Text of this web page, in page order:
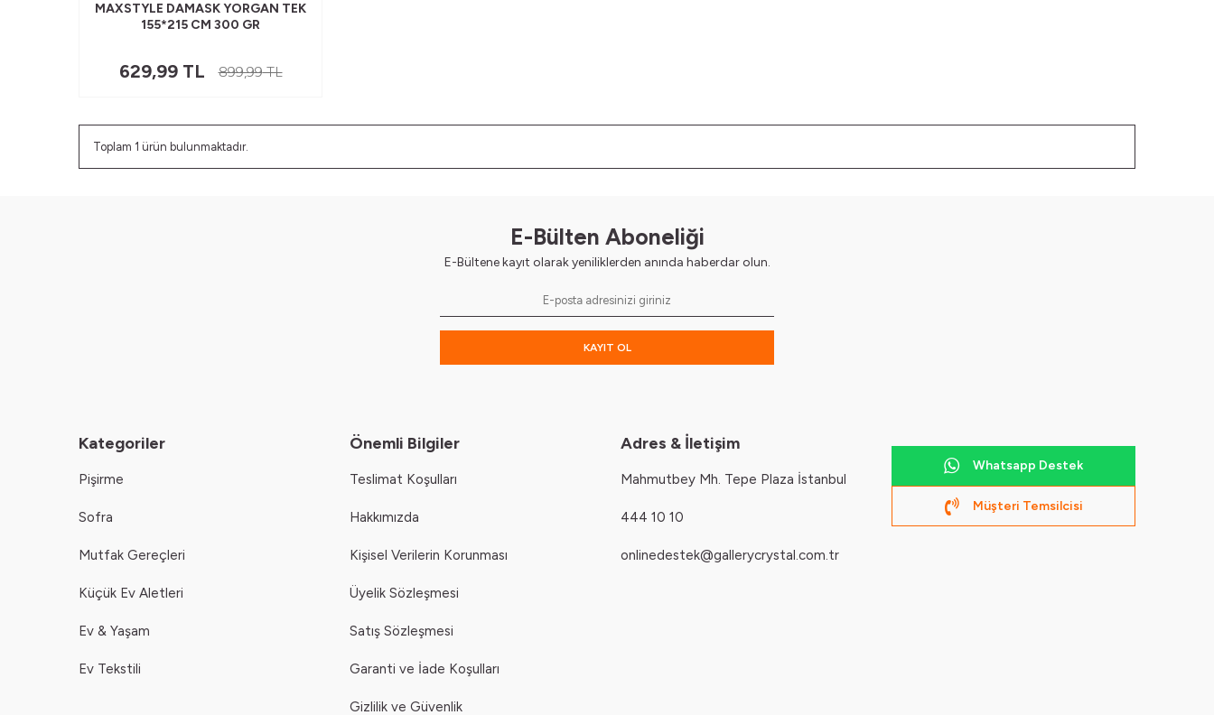
MAXSTYLE DAMASK YORGAN TEK
155*215 CM 300 GR
629,99TL 899,99TL
Toplam 1 ürün bulunmaktadır.
E-Bülten Aboneliği
E-Bültene kayıt olarak yeniliklerden anında haberdar olun.
KAYIT OL
Kategoriler
Pişirme
Sofra
Mutfak Gereçleri
Küçük Ev Aletleri
Ev & Yaşam
Ev Tekstili
Önemli Bilgiler
Teslimat Koşulları
Hakkımızda
Kişisel Verilerin Korunması
Üyelik Sözleşmesi
Satış Sözleşmesi
Garanti ve İade Koşulları
Gizlilik ve Güvenlik
Adres & İletişim
Mahmutbey Mh. Tepe Plaza İstanbul
444 10 10
onlinedestek@gallerycrystal.com.tr
Whatsapp Destek
Müşteri Temsilcisi